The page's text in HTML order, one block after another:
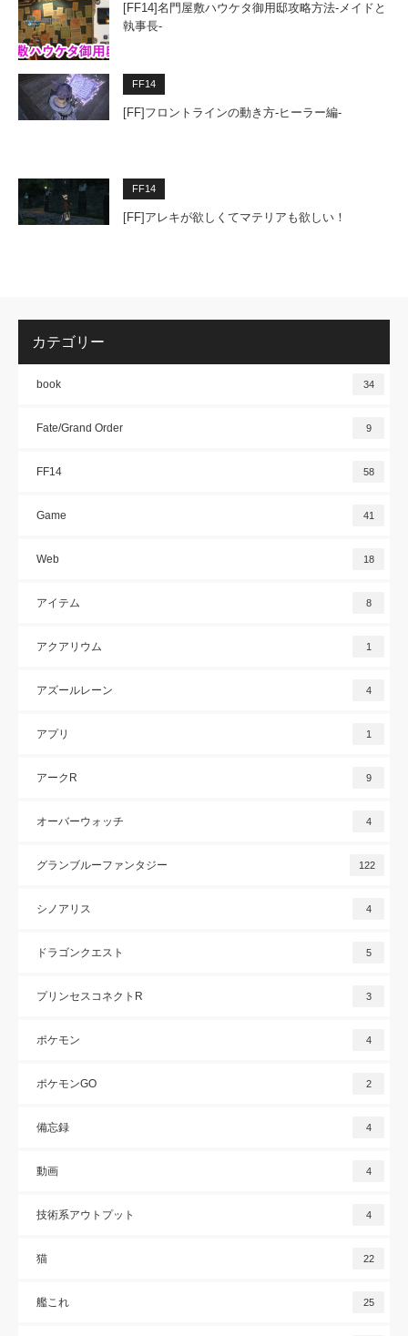
[FF14]名門屋敷ハウケタ御用邸攻略方法-メイドと
執事長-
FF14
[FF]フロントラインの動き方-ヒーラー編-
FF14
[FF]アレキが欲しくてマテリアも欲しい！
カテゴリー
book 34
Fate/Grand Order 9
FF14 58
Game 41
Web 18
アイテム 8
アクアリウム 1
アズールレーン 4
アプリ 1
アークR 9
オーバーウォッチ 4
グランブルーファンタジー 122
シノアリス 4
ドラゴンクエスト 5
プリンセスコネクトR 3
ポケモン 4
ポケモンGO 2
備忘録 4
動画 4
技術系アウトプット 4
猫 22
艦これ 25